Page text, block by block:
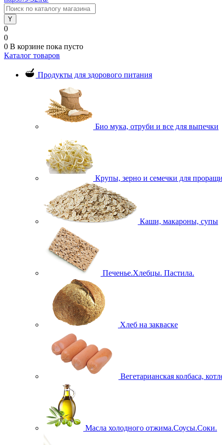
0
0
0 В корзине пока пусто
Каталог товаров
Продукты для здорового питания
Био мука, отруби и все для выпечки
Крупы, зерно и семечки для
Каши, макароны, супы
Печенье.Хлебцы. Пастила.
Хлеб на закваске
Вегетарианская колбаса,
Масла холодного отжима.Соусы.Соки.